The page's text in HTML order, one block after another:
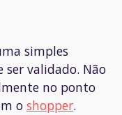
simples
ser validado. Não
no ponto
o shopper.